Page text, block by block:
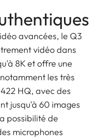
avancées, le Q3
vidéo dans
8K et offre une
les très
HQ, avec des
jusqu'à 60 images
possibilité de
microphones